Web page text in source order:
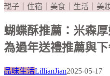
親子｜住宿｜美食｜生活｜美
蝴蝶酥推薦：米森
為過年送禮推薦與
品味生活LillianJian2025-05-17